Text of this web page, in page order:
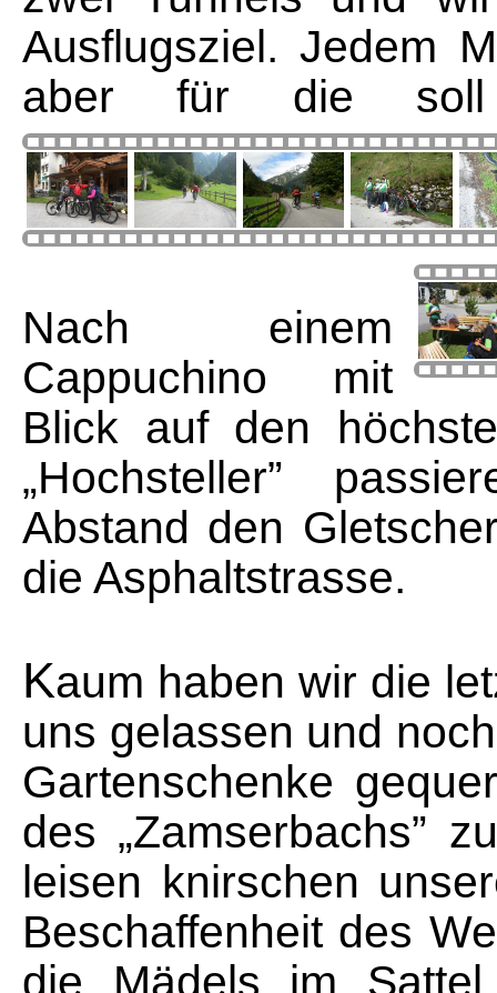
Ausflugsziel. Jedem
aber für die
Nach einem
Cappuchino mit
Blick auf den
„Hochsteller”
Abstand den
die Asphaltstrasse.
Kaum haben wir die
uns gelassen und
Gartenschenke
des „Zamserbachs”
leisen knirschen
Beschaffenheit des
die Mädels im